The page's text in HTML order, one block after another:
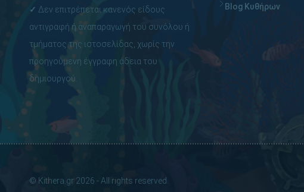
✓ Δεν επιτρέπεται κανενός είδους
αντιγραφή ή αναπαραγωγή του συνόλου ή
τμήματος της ιστοσελίδας, χωρίς την
προηγούμενη έγγραφη άδεια του
δημιουργού.
Blog Κυθήρων
© Kithera.gr 2026 - All rights reserved.